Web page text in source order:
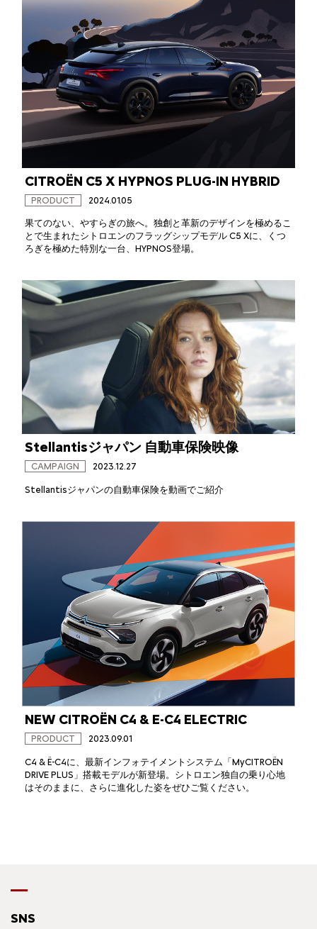
CITROËN C5 X HYPNOS PLUG-IN HYBRID
PRODUCT 2024.01.05
果てのない、やすらぎの旅へ。独創と革新のデザインを極めるこ
とで生まれたシトロエンのフラッグシップモデル C5 Xに、くつ
ろぎを極めた特別な一台、HYPNOS登場。
Stellantisジャパン 自動車保険映像
CAMPAIGN 2023.12.27
Stellantisジャパンの自動車保険を動画でご紹介
NEW CITROËN C4 & E-C4 ELECTRIC
PRODUCT 2023.09.01
C4 & Ë-C4に、最新インフォテイメントシステム「MyCITROËN
DRIVE PLUS」搭載モデルが新登場。シトロエン独自の乗り心地
はそのままに、さらに進化した姿をぜひご覧ください。
SNS